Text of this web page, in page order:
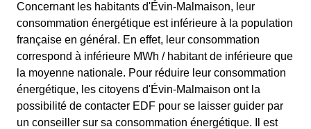
Concernant les habitants d'Évin-Malmaison, leur
consommation énergétique est inférieure à la population
française en général. En effet, leur consommation
correspond à inférieure MWh / habitant de inférieure que
la moyenne nationale. Pour réduire leur consommation
énergétique, les citoyens d'Évin-Malmaison ont la
possibilité de contacter EDF pour se laisser guider par
un conseiller sur sa consommation énergétique. Il est